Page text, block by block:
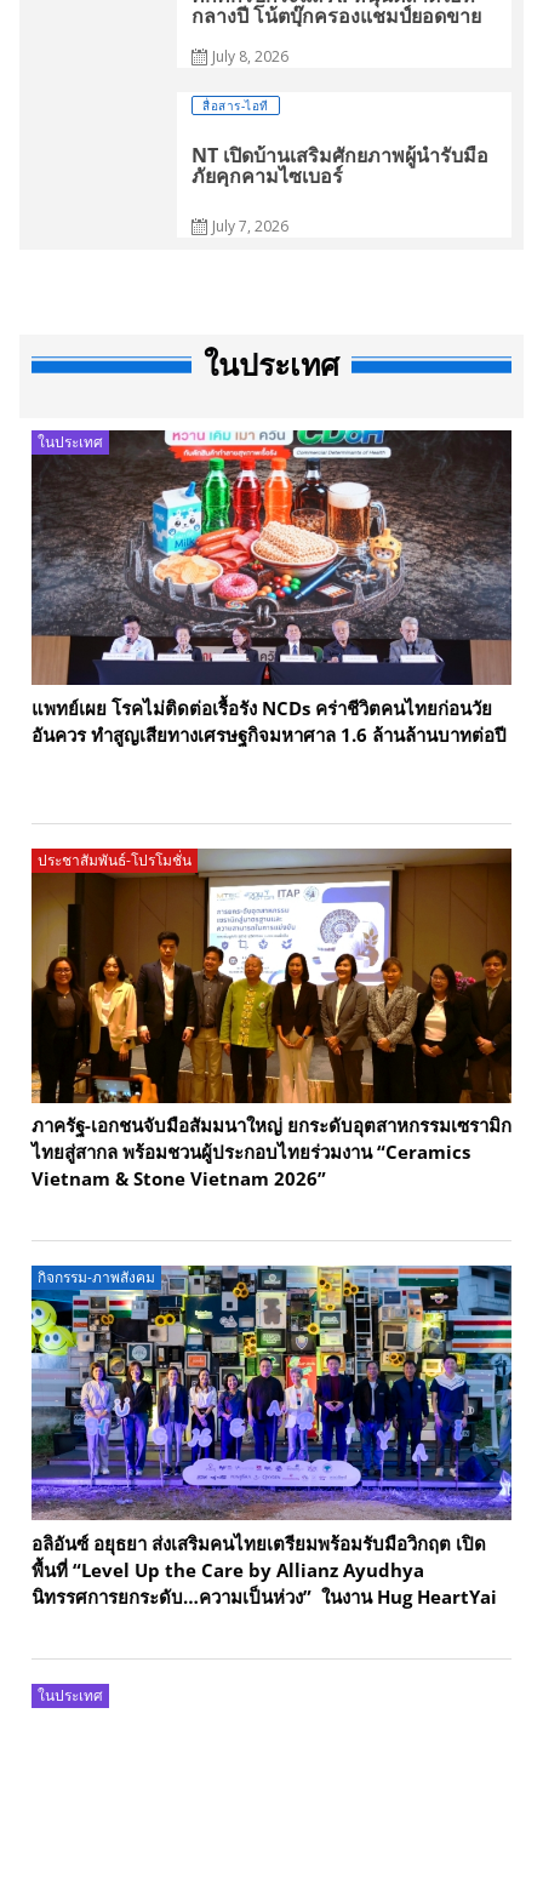
กลางปี โน้ตบุ๊กครองแชมป์ยอดขาย
July 8, 2026
สื่อสาร-ไอที
NT เปิดบ้านเสริมศักยภาพผู้นำรับมือ
ภัยคุกคามไซเบอร์
July 7, 2026
ในประเทศ
ในประเทศ
แพทย์เผย โรคไม่ติดต่อเรื้อรัง NCDs คร่าชีวิตคนไทยก่อนวัย
อันควร ทำสูญเสียทางเศรษฐกิจมหาศาล 1.6 ล้านล้านบาทต่อปี
ประชาสัมพันธ์-โปรโมชั่น
ภาครัฐ-เอกชนจับมือสัมมนาใหญ่ ยกระดับอุตสาหกรรมเซรามิก
ไทยสู่สากล พร้อมชวนผู้ประกอบไทยร่วมงาน “Ceramics
Vietnam & Stone Vietnam 2026”
กิจกรรม-ภาพสังคม
อลิอันซ์ อยุธยา ส่งเสริมคนไทยเตรียมพร้อมรับมือวิกฤต เปิด
พื้นที่ “Level Up the Care by Allianz Ayudhya
นิทรรศการยกระดับ…ความเป็นห่วง” ในงาน Hug HeartYai
ในประเทศ